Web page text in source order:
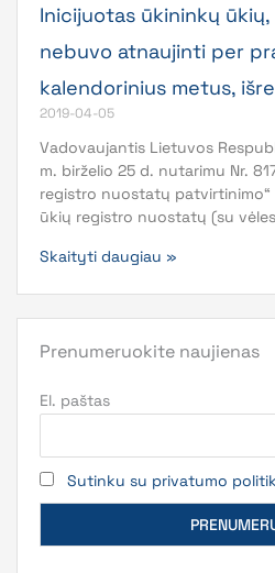
Inicijuotas ūkininkų
nebuvo atnaujinti per
kalendorinius metus,
2019-04-05
Vadovaujantis Lietuvos
m. birželio 25 d. nutarimu Nr.
registro nuostatų
ūkių registro nuostatų (su
Skaityti daugiau »
Prenumeruokite naujienas
El. paštas
Sutinku su privatumo